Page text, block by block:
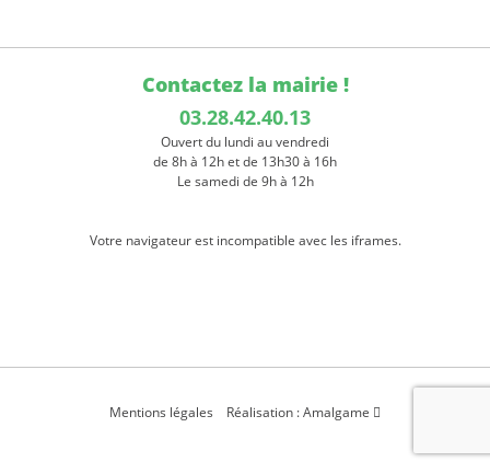
Contactez la mairie !
03.28.42.40.13
Ouvert du lundi au vendredi
de 8h à 12h et de 13h30 à 16h
Le samedi de 9h à 12h
Votre navigateur est incompatible avec les iframes.
Mentions légales Réalisation : Amalgame